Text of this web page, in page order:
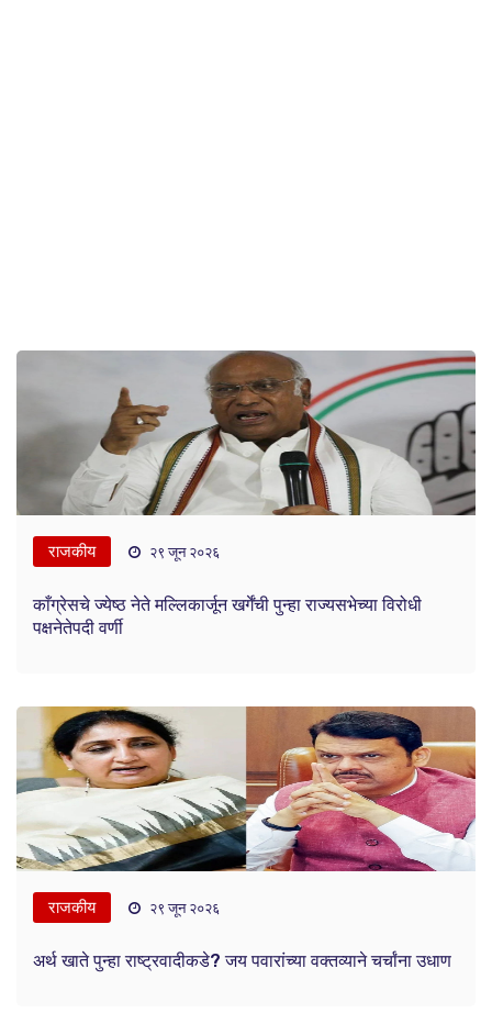
राजकीय २९ जून २०२६
काँग्रेसचे ज्येष्ठ नेते मल्लिकार्जून खर्गेंची पुन्हा राज्यसभेच्या विरोधी
पक्षनेतेपदी वर्णी
राजकीय २९ जून २०२६
अर्थ खाते पुन्हा राष्ट्रवादीकडे? जय पवारांच्या वक्तव्याने चर्चांना उधाण